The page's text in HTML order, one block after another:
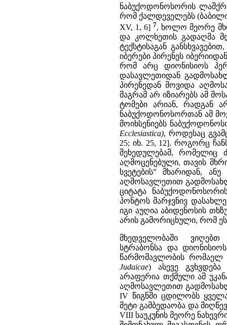
ნაბუქოდონოსორის
რომ ქალდეველებს
XV, 1, 6] 7, ხოლო მეორე
და კოლხეთის გადაღმა
ტექსტისაგან
იბერები პირენეს
რომ არც დიონისიოს
დასავლეთიდან
პირენედან მოვიდა
მაგრამ არ იზიარებს ამ
ტომები არიან, რადგან
ნაბუქოდონოსორთან ამ
მოიხსენიებს
Ecclesiastica), როდესაც
25; იხ. 25, 12]. როგორც
შეხედულებამ, რომელიც
აღმოცენებული, თავის
სვეტების” მხარიდან,
აღმოსავლეთით
ციტატა
პონტოს მარჯვნივ
იგი აუღია აბიდენოსის
არის გამორიცხული, რომ ეს
მხედველობაში
სტრაბონსა და
წარმომავლობის რომაელ
Judaicae) ასევე
არაფერია თქმული ამ
აღმოსავლეთით
IV წიგნში ცდილობს
მეტი გამბედაობა და
VIII საუკუნის მეორე